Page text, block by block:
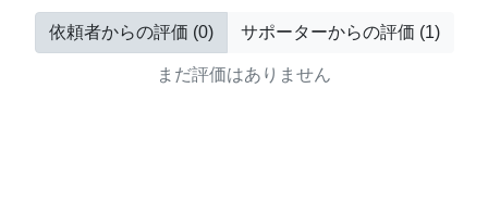
依頼者からの評価 (0) サポーターからの評価 (1)
まだ評価はありません